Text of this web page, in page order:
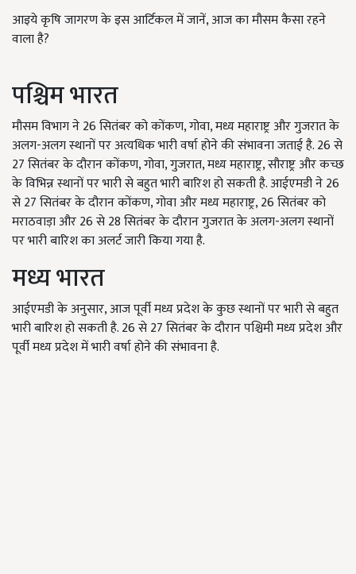
आइये कृषि जागरण के इस आर्टिकल में जानें, आज का मौसम कैसा रहने
वाला है?
पश्चिम भारत
मौसम विभाग ने 26 सितंबर को कोंकण, गोवा, मध्य महाराष्ट्र और गुजरात के
अलग-अलग स्थानों पर अत्यधिक भारी वर्षा होने की संभावना जताई है. 26 से
27 सितंबर के दौरान कोंकण, गोवा, गुजरात, मध्य महाराष्ट्र, सौराष्ट्र और कच्छ
के विभिन्न स्थानों पर भारी से बहुत भारी बारिश हो सकती है. आईएमडी ने 26
से 27 सितंबर के दौरान कोंकण, गोवा और मध्य महाराष्ट्र, 26 सितंबर को
मराठवाड़ा और 26 से 28 सितंबर के दौरान गुजरात के अलग-अलग स्थानों
पर भारी बारिश का अलर्ट जारी किया गया है.
मध्य भारत
आईएमडी के अनुसार, आज पूर्वी मध्य प्रदेश के कुछ स्थानों पर भारी से बहुत
भारी बारिश हो सकती है. 26 से 27 सितंबर के दौरान पश्चिमी मध्य प्रदेश और
पूर्वी मध्य प्रदेश में भारी वर्षा होने की संभावना है.